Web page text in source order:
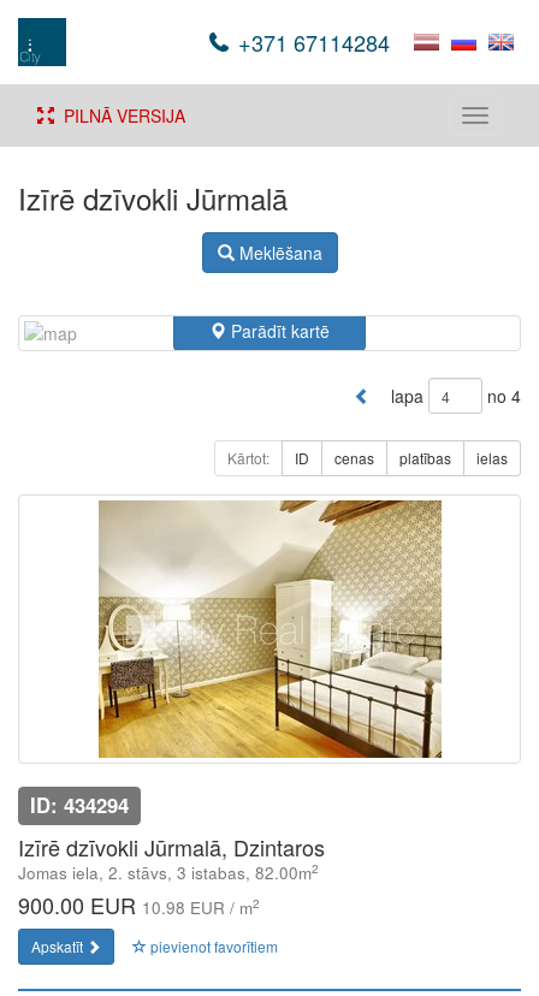
+371 67114284
Toggle
PILNĀ VERSIJA
Izīrē dzīvokli Jūrmalā
Meklēšana
Parādīt kartē
lapa no 4
Kārtot: ID cenas platības ielas
ID: 434294
Izīrē dzīvokli Jūrmalā, Dzintaros
Jomas iela, 2. stāvs, 3 istabas, 82.00m2
900.00 EUR 10.98 EUR / m2
Apskatīt pievienot favorītiem